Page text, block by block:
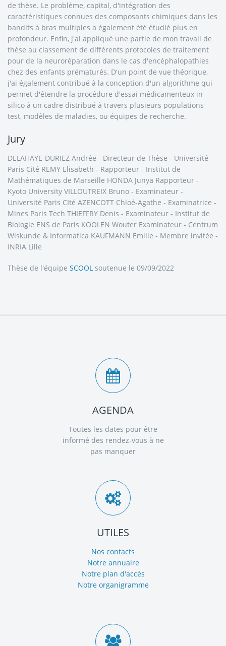
de thèse. Le problème, capital, d'intégration des
caractéristiques connues des composants chimiques dans les
bandits à bras multiples a également été étudié plus en
profondeur. Enfin, j'ai appliqué une partie de mon travail de
thèse au classement de différents protocoles de traitement
pour de la neuroréparation dans le cas d'encéphalopathies
chez des enfants prématurés. D'un point de vue théorique,
j'ai également contribué à la conception d'un algorithme qui
permet d'étendre la procédure d'essai médicamenteux in
silico à un cadre distribué à travers plusieurs populations
test, modèles de maladies, ou équipes de recherche.
Jury
DELAHAYE-DURIEZ Andrée - Directeur de Thèse - Université
Paris Cité REMY Elisabeth - Rapporteur - Institut de
Mathématiques de Marseille HONDA Junya Rapporteur -
Kyoto University VILLOUTREIX Bruno - Examinateur -
Université Paris CIté AZENCOTT Chloé-Agathe - Examinatrice -
Mines Paris Tech THIEFFRY Denis - Examinateur - Institut de
Biologie ENS de Paris KOOLEN Wouter Examinateur - Centrum
Wiskunde & Informatica KAUFMANN Emilie - Membre invitée -
INRIA Lille
Thèse de l'équipe SCOOL soutenue le 09/09/2022
AGENDA
Toutes les dates pour être
informé des rendez-vous à ne
pas manquer
UTILES
Nos contacts
Notre annuaire
Notre plan d'accès
Notre organigramme